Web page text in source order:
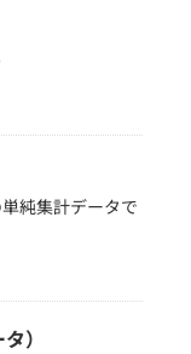
純集計データで
）